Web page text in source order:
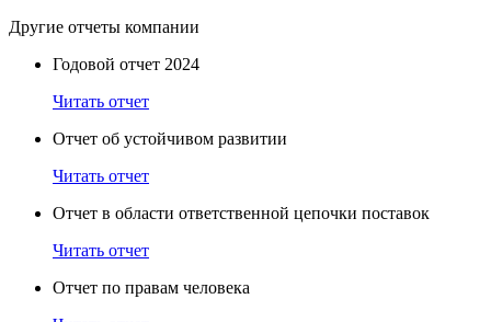
Другие отчеты компании
Годовой отчет 2024
Читать отчет
Отчет об устойчивом развитии
Читать отчет
Отчет в области ответственной цепочки поставок
Читать отчет
Отчет по правам человека